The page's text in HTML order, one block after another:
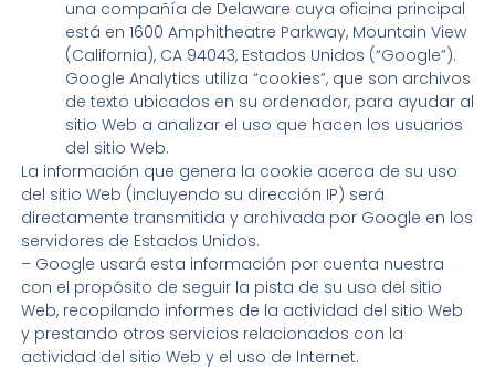
una compañía de Delaware cuya oficina principal
está en 1600 Amphitheatre Parkway, Mountain View
(California), CA 94043, Estados Unidos (“Google”).
Google Analytics utiliza “cookies”, que son archivos
de texto ubicados en su ordenador, para ayudar al
sitio Web a analizar el uso que hacen los usuarios
del sitio Web.
La información que genera la cookie acerca de su uso
del sitio Web (incluyendo su dirección IP) será
directamente transmitida y archivada por Google en los
servidores de Estados Unidos.
– Google usará esta información por cuenta nuestra
con el propósito de seguir la pista de su uso del sitio
Web, recopilando informes de la actividad del sitio Web
y prestando otros servicios relacionados con la
actividad del sitio Web y el uso de Internet.